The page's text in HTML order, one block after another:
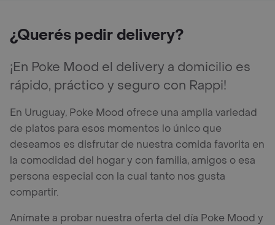
¿Querés pedir delivery?
¡En Poke Mood el delivery a domicilio es
rápido, práctico y seguro con Rappi!
En Uruguay, Poke Mood ofrece una amplia variedad
de platos para esos momentos lo único que
deseamos es disfrutar de nuestra comida favorita en
la comodidad del hogar y con familia, amigos o esa
persona especial con la cual tanto nos gusta
compartir.
Anímate a probar nuestra oferta del día Poke Mood y